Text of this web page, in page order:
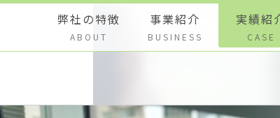
弊社の特徴
ABOUT
事業紹介
BUSINESS
実績紹
CASE